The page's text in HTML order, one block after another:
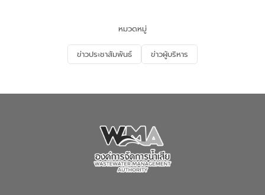
ด้านน้ำของประเทศ และเตรียมความพร้อม
รองรับการเติบโตของเมือง รวมถึงการ
ลงทุนในอุตสาหกรรมแห่งอนาคต ตลอดจน
มุ่งตอบโจทย์ความท้าทายจากวิกฤตการ
ในครั้งนี้เป็นการดึงจุดแข็งและความ
(อจน.) มาผสานกับประสบการณ์และ
เทคโนโลยีโครงข่ายน้ำครบวงจรในพื้นที่ EEC
ของอีสท์ วอเตอร์ เพื่อร่วมกันศึกษา
เทคโนโลยีการปรับปรุงคุณภาพน้ำ (Water
Reuse) และพัฒนารูปแบบการดำเนินงาน
หมวดหมู่
ข่าวประชาสัมพันธ์ ข่าวผู้บริหาร